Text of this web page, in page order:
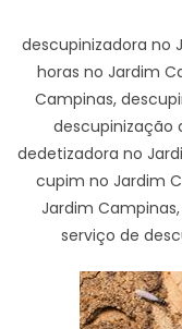
descupinizadora no
horas no Jardim
Campinas,
descupinização
dedetizadora no
cupim no Jardim
Jardim
serviço de